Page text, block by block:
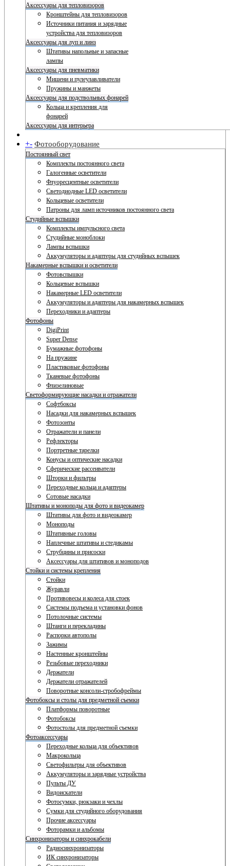
Аксессуары для тепловизоров
Кронштейны для тепловизоров
Источники питания и зарядные
устройства для тепловизоров
Аксессуары для луп и линз
Штативы напольные и запасные
лампы
Аксессуары для пневматики
Мишени и пулеулавливатели
Пружины и манжеты
Аксессуары для подствольных фонарей
Кольца и крепления для
фонарей
Аксессуары для интерьера
+- Фотооборудование
Постоянный свет
Комплекты постоянного света
Галогенные осветители
Флуоресцентные осветители
Светодиодные LED осветители
Кольцевые осветители
Патроны для ламп источников постоянного света
Студийные вспышки
Комплекты импульсного света
Студийные моноблоки
Лампы вспышки
Аккумуляторы и адаптеры для студийных вспышек
Накамерные вспышки и осветители
Фотовспышки
Кольцевые вспышки
Накамерные LED осветители
Аккумуляторы и адаптеры для накамерных вспышек
Переходники и адаптеры
Фотофоны
DigiPrint
Super Dense
Бумажные фотофоны
На пружине
Пластиковые фотофоны
Тканевые фотофоны
Флизелиновые
Светоформирующие насадки и отражатели
Софтбоксы
Насадки для накамерных вспышек
Фотозонты
Отражатели и панели
Рефлекторы
Портретные тарелки
Конусы и оптические насадки
Сферические рассеиватели
Шторки и фильтры
Переходные кольца и адаптеры
Сотовые насадки
Штативы и моноподы для фото и видеокамер
Штативы для фото и видеокамер
Моноподы
Штативные головы
Наплечные штативы и стедикамы
Струбцины и присоски
Аксессуары для штативов и моноподов
Стойки и системы крепления
Стойки
Журавли
Противовесы и колеса для стоек
Системы подъема и установки фонов
Потолочные системы
Штанги и перекладины
Распорки автополы
Зажимы
Настенные кронштейны
Резьбовые переходники
Держатели
Держатели отражателей
Поворотные консоли-стробофреймы
Фотобоксы и столы для предметной съемки
Платформы поворотные
Фотобоксы
Фотостолы для предметной съемки
Фотоаксессуары
Переходные кольца для объективов
Макрокольца
Светофильтры для объективов
Аккумуляторы и зарядные устройства
Пульты ДУ
Видоискатели
Фотосумки, рюкзаки и чехлы
Сумки для студийного оборудования
Прочие аксессуары
Фоторамки и альбомы
Синхронизаторы и синхрокабели
Радиосинхронизаторы
ИК синхронизаторы